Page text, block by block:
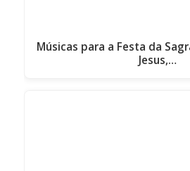
Músicas para a Festa da
Jesus,…